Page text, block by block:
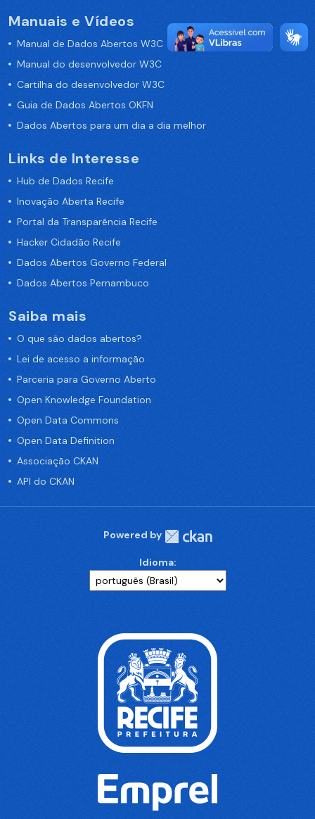
Manuais e Vídeos
Manual de Dados Abertos W3C
Manual do desenvolvedor W3C
Cartilha do desenvolvedor W3C
Guia de Dados Abertos OKFN
Dados Abertos para um dia a dia melhor
Links de Interesse
Hub de Dados Recife
Inovação Aberta Recife
Portal da Transparência Recife
Hacker Cidadão Recife
Dados Abertos Governo Federal
Dados Abertos Pernambuco
Saiba mais
O que são dados abertos?
Lei de acesso a informação
Parceria para Governo Aberto
Open Knowledge Foundation
Open Data Commons
Open Data Definition
Associação CKAN
API do CKAN
Powered by
Idioma